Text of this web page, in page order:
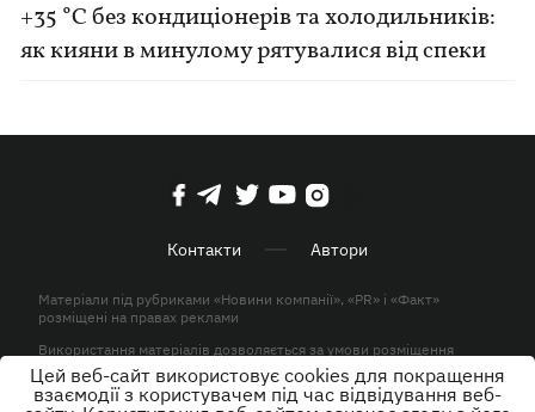
+35 °C без кондиціонерів та холодильників:
як кияни в минулому рятувалися від спеки
Контакти Автори
Матеріали під рубриками «Новини компанії», «PR» і «Факт»
розміщені на правах реклами
Використання матеріалів дозволяється за умови розміщення
активного гіперпосилання на KP.UA в першому абзаці.
© ТОВ «ЮЛАВ МЕДІА» 2026. Всі права захищені.
Цей веб-сайт використовує cookies для покращення
взаємодії з користувачем під час відвідування веб-